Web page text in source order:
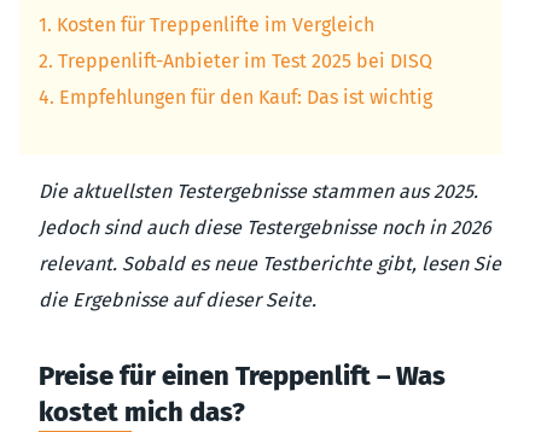
1. Kosten für Treppenlifte im Vergleich
2. Treppenlift-Anbieter im Test 2025 bei DISQ
4. Empfehlungen für den Kauf: Das ist wichtig
Die aktuellsten Testergebnisse stammen aus 2025.
Jedoch sind auch diese Testergebnisse noch in 2026
relevant. Sobald es neue Testberichte gibt, lesen Sie
die Ergebnisse auf dieser Seite.
Preise für einen Treppenlift – Was
kostet mich das?